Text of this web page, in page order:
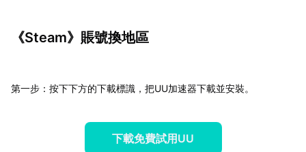
《Steam》賬號換地區
第一步：按下下方的下載標識，把UU加速器下載並安裝。
下載免費試用UU